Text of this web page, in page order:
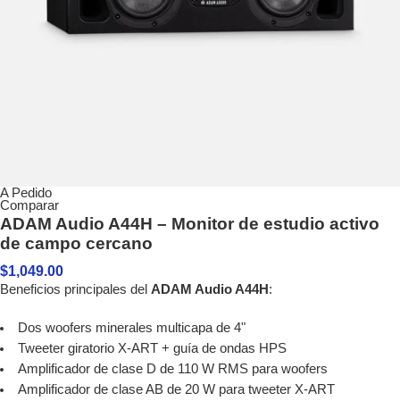
A Pedido
Comparar
ADAM Audio A44H – Monitor de estudio activo
de campo cercano
$1,049.00
Beneficios principales del ADAM Audio A44H :
Dos woofers minerales multicapa de 4"
Tweeter giratorio X-ART + guía de ondas HPS
Amplificador de clase D de 110 W RMS para woofers
Amplificador de clase AB de 20 W para tweeter X-ART